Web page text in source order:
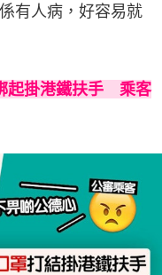
有人病，好容易就
起掛港鐵扶手　乘客